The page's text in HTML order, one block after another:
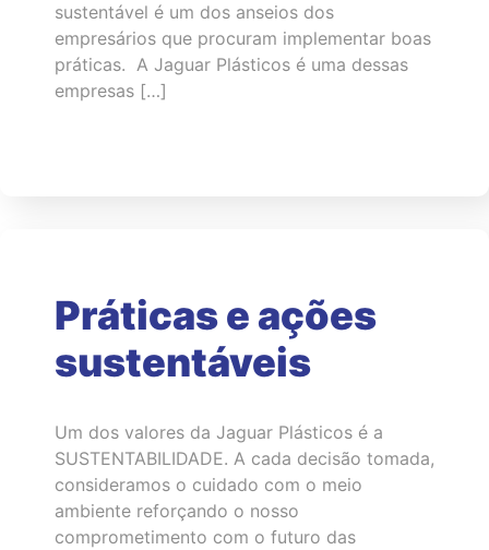
sustentável é um dos anseios dos
empresários que procuram implementar boas
práticas. A Jaguar Plásticos é uma dessas
empresas […]
Práticas e ações
sustentáveis
Um dos valores da Jaguar Plásticos é a
SUSTENTABILIDADE. A cada decisão tomada,
consideramos o cuidado com o meio
ambiente reforçando o nosso
comprometimento com o futuro das